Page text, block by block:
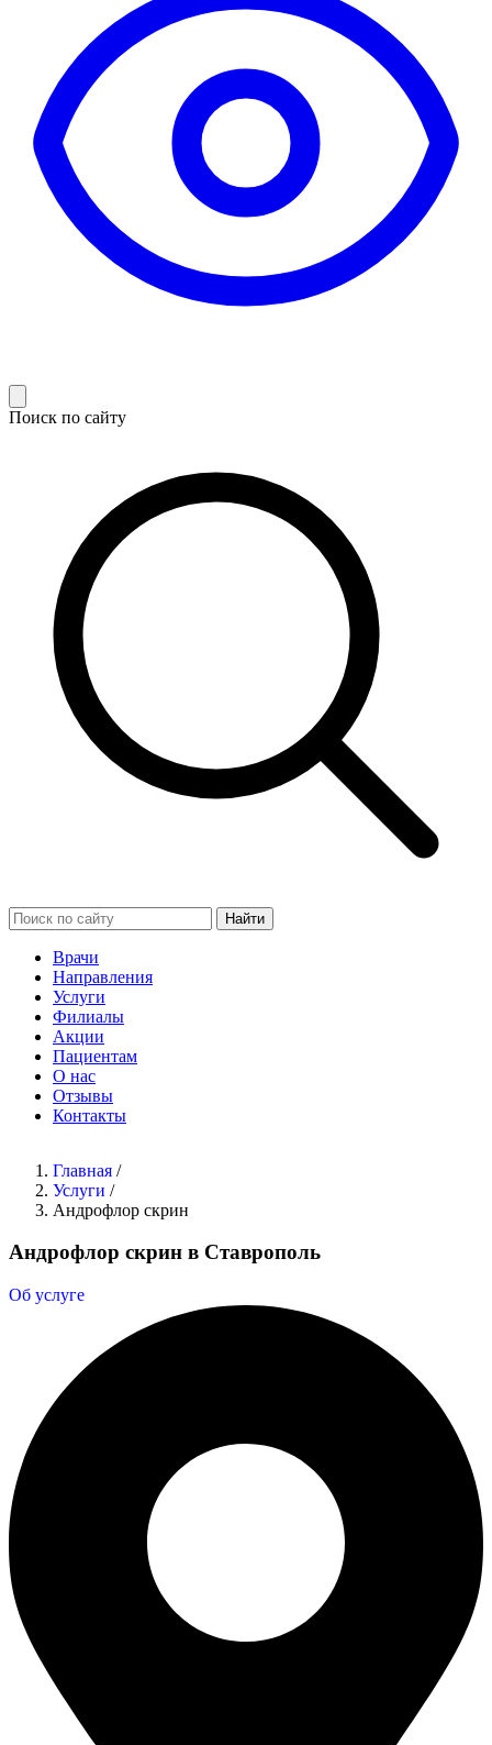
Поиск по сайту
Найти
Врачи
Направления
Услуги
Филиалы
Акции
Пациентам
О нас
Отзывы
Контакты
Главная /
Услуги /
Андрофлор скрин
Андрофлор скрин в Ставрополь
Об услуге